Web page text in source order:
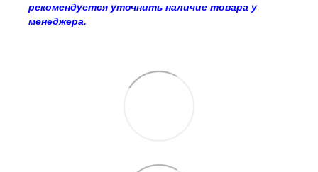
рекомендуется уточнить наличие товара у
менеджера.